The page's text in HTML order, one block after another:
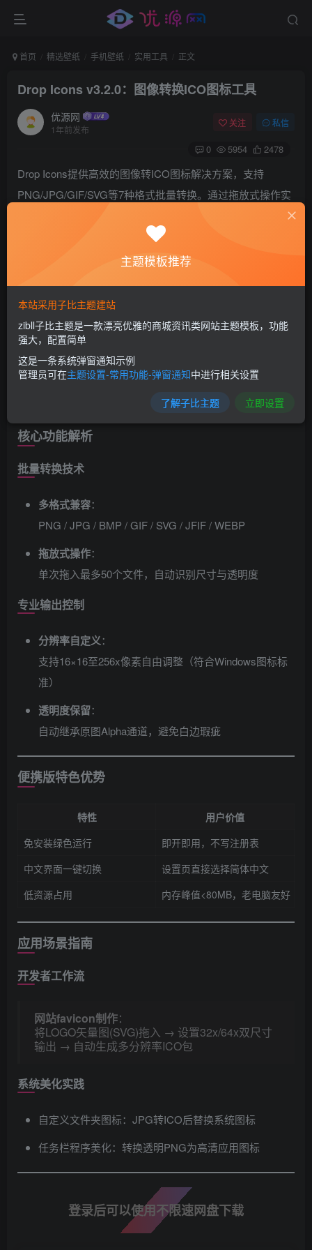
首页 精选壁纸 手机壁纸 实用工具 正文
Drop Icons v3.2.0：图像转换ICO图标工具
优源网
1年前发布
关注 私信
0 5954 2478
Drop Icons提供高效的图像转ICO图标解决方案，支持
PNG/JPG/GIF/SVG等7种格式批量转换。通过拖放式操作实
现零学习成本处理，满足软件开发、网站favicon制作、系统
美化等场景的Windows图标定制需求。
核心功能解析
批量转换技术
多格式兼容​：
PNG / JPG / BMP / GIF / SVG / JFIF / WEBP
拖放式操作​：
单次拖入最多50个文件，自动识别尺寸与透明度
专业输出控制
分辨率自定义​：
支持16×16至256x像素自由调整（符合Windows图标标
准）
透明度保留​：
自动继承原图Alpha通道，避免白边瑕疵
便携版特色优势
特性
用户价值
免安装绿色运行
即开即用，不写注册表
中文界面一键切换
设置页直接选择简体中文
低资源占用
内存峰值<80MB，老电脑友好
应用场景指南
开发者工作流
网站favicon制作​：
将LOGO矢量图(SVG)拖入 → 设置32x/64x双尺寸
输出 → 自动生成多分辨率ICO包
系统美化实践
自定义文件夹图标：JPG转ICO后替换系统图标
任务栏程序美化：转换透明PNG为高清应用图标
登录后可以使用不限速网盘下载
主题模板推荐
本站采用子比主题建站
zibll子比主题是一款漂亮优雅的商城资讯类网站主题模板，功能
强大，配置简单
这是一条系统弹窗通知示例
管理员可在主题设置-常用功能-弹窗通知中进行相关设置
了解子比主题 立即设置